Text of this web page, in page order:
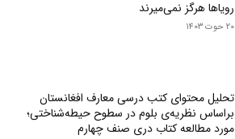
رویاها هرگز نمی‌میرند
۲۰ حوت ۱۴۰۳
تحلیل محتوای کتب درسی معارف افغانستان
براساس نظریه‌ی بلوم در سطوح حیطه‌‌شناختی؛
مورد مطالعه کتاب دری صنف چهارم